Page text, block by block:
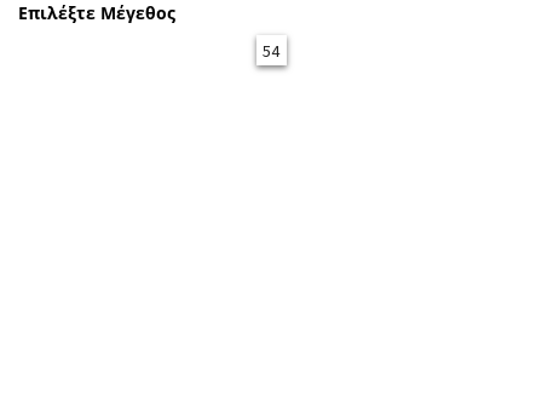
Επιλέξτε Μέγεθος
54